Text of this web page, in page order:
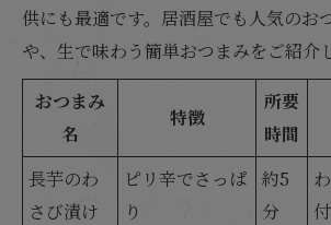
供にも最適です。居酒屋でも人気のお
や、生で味わう簡単おつまみをご紹介
おつまみ
名
特徴
所要
時間
長芋のわ
さび漬け
ピリ辛でさっぱ
り
約5
分